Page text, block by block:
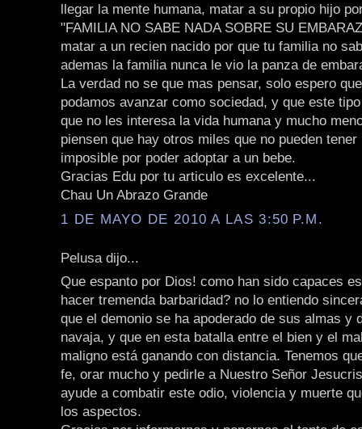
llegar la mente humana, matar a su propio hijo
"FAMILIA NO SABE NADA SOBRE SU
matar a un recien nacido por que tu familia no
ademas la familia nunca le vio la panza de
La verdad no se que mas pensar, solo espero
podamos avanzar como sociedad, y que este
que no les interesa la vida humana y mucho
piensen que hay otros miles que no pueden
imposible por poder adoptar a un bebe.
Gracias Edu por tu articulo es excelente...
Chau Un Abrazo Grande
1 DE MAYO DE 2010 A LAS 3:50 P.M.
Pelusa dijo...
Que espanto por Dios! como han sido capaces
hacer tremenda barbaridad? no lo entiendo
que el demonio se ha apoderado de sus almas y
navaja, y que en esta batalla entre el bien y el
maligno está ganando con distancia. Tenemos
fe, orar mucho y pedirle a Nuestro Señor
ayude a combatir este odio, violencia y muerte
los aspectos.